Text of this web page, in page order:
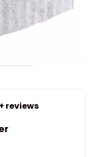
reviews